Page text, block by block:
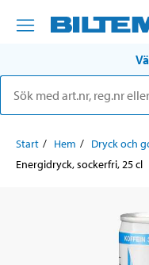
Start Hem Dryck och
Energidryck, sockerfri, 25 cl